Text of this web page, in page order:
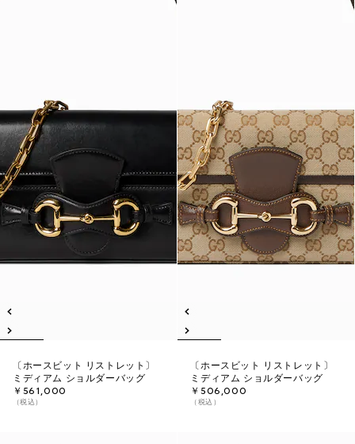
〔ホースビット リストレット〕
ミディアム ショルダーバッグ
￥561,000
（税込）
〔ホースビット リストレット〕
ミディアム ショルダーバッグ
￥506,000
（税込）